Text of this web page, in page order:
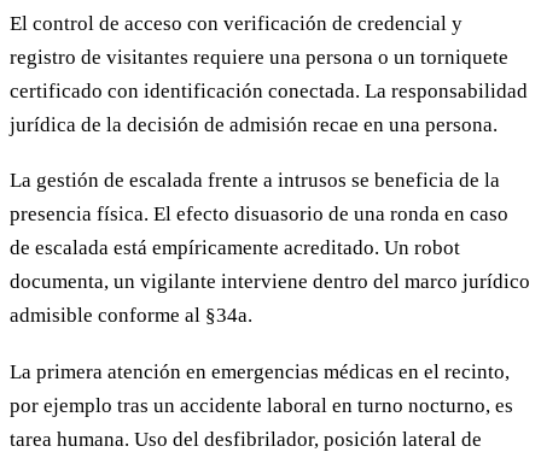
El control de acceso con verificación de credencial y
registro de visitantes requiere una persona o un torniquete
certificado con identificación conectada. La responsabilidad
jurídica de la decisión de admisión recae en una persona.
La gestión de escalada frente a intrusos se beneficia de la
presencia física. El efecto disuasorio de una ronda en caso
de escalada está empíricamente acreditado. Un robot
documenta, un vigilante interviene dentro del marco jurídico
admisible conforme al §34a.
La primera atención en emergencias médicas en el recinto,
por ejemplo tras un accidente laboral en turno nocturno, es
tarea humana. Uso del desfibrilador, posición lateral de